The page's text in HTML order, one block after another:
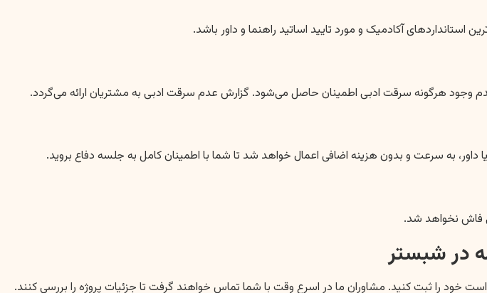
استانداردهای آکادمیک و مورد تایید اساتید راهنما و داور باشد.
عدم وجود هرگونه سرقت ادبی اطمینان حاصل می‌شود. گزارش عدم سرقت ادبی به مشتریان ارائه می‌گردد.
داور، به سرعت و بدون هزینه اضافی اعمال خواهد شد تا شما با اطمینان کامل به جلسه دفاع بروید.
فاش نخواهد شد.
در شبستر